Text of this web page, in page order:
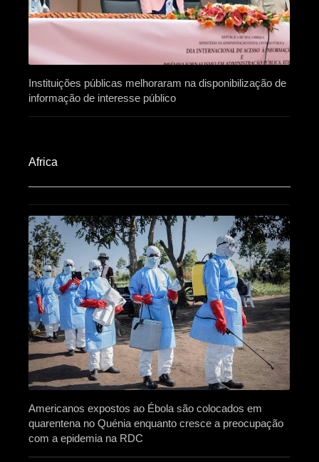
Instituições públicas melhoraram na disponibilização de
informação de interesse público
Africa​
Americanos expostos ao Ébola são colocados em
quarentena no Quénia enquanto cresce a preocupação
com a epidemia na RDC